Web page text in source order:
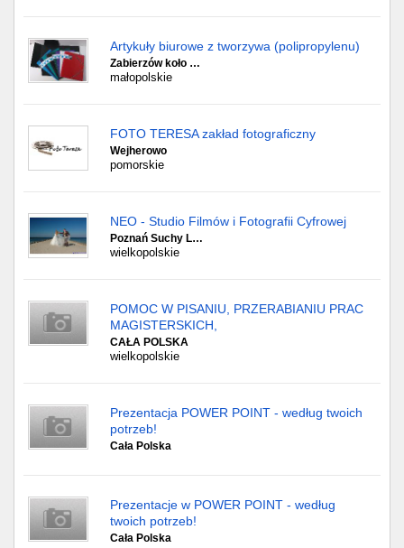
Artykuły biurowe z tworzywa (polipropylenu)
Zabierzów koło …
małopolskie
FOTO TERESA zakład fotograficzny
Wejherowo
pomorskie
NEO - Studio Filmów i Fotografii Cyfrowej
Poznań Suchy L…
wielkopolskie
POMOC W PISANIU, PRZERABIANIU PRAC
MAGISTERSKICH,
CAŁA POLSKA
wielkopolskie
Prezentacja POWER POINT - według twoich
potrzeb!
Cała Polska
Prezentacje w POWER POINT - według
twoich potrzeb!
Cała Polska